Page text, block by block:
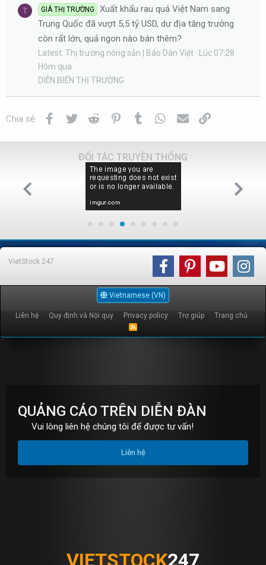
T GIÁ THỊ TRƯỜNG
Xuất khẩu rau quả Việt Nam sang
Trung Quốc đã vượt 5,5 tỷ USD, dư địa tăng trưởng
còn rất lớn, quả ngon nào bán thêm?
Latest: Thị trường nông sản | Báo Dân Việt
Lúc 07:28
Hôm qua
DIỄN BIẾN THỊ TRƯỜNG
Chia sẻ: Facebook
Twitter Reddit PinterestTumblr WhatsApp
Email
ĐỐI TÁC TRUYỀN THÔNG
VietStock 247
Vietnamese (VN)
Liên hệ Quy định và Nội quy Privacy policy Trợ giúp Trang chủ
R
QUẢNG CÁO TRÊN DIỄN ĐÀN
Vui lòng liên hệ chúng tôi để được tư vấn!
Liên hệ
VIETSTOCK247